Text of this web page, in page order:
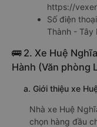
https://
Số điện
Thành - Tây
🚌 2. Xe Huệ
Hành (Văn phòng
a. Giới thiệu xe
Nhà xe Huệ
chọn hàng đầu